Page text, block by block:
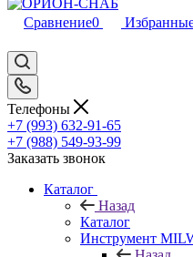
Сравнение0
Телефоны
+7 (993) 632-91-65
+7 (988) 549-93-99
Заказать звонок
Каталог
Назад
Каталог
Инструмент